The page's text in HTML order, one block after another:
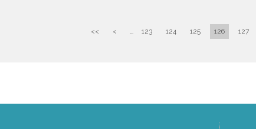
<< < ... 123 124 125 126 127